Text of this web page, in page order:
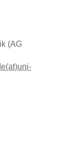
(AG